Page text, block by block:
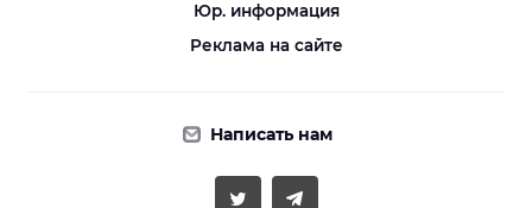
Юр. информация
Реклама на сайте
Написать нам